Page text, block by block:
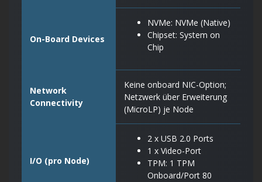
On-Board Devices
NVMe: NVMe (Native)
Chipset: System on
Chip
Network
Connectivity
Keine onboard NIC-Option;
Netzwerk über Erweiterung
(MicroLP) je Node
I/O (pro Node)
2 x USB 2.0 Ports
1 x Video-Port
TPM: 1 TPM
Onboard/Port 80